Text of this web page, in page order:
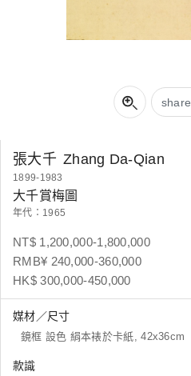
share
張大千 Zhang Da-Qian
1899-1983
大千賞梅圖
年代：1965
NT$ 1,200,000-1,800,000
RMB¥ 240,000-360,000
HK$ 300,000-450,000
媒材／尺寸
鏡框 設色 絹本裱於卡紙, 42x36cm
款識